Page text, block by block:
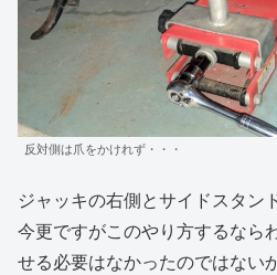
反対側は爪をかけれず・・・
ジャッキの右側とサイドスタン
今更ですがこのやり方するなら
せる必要はなかったのではない